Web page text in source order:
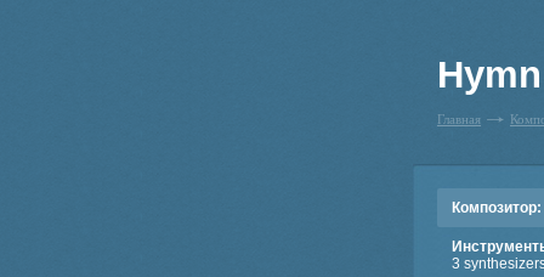
Главная
Композитор:
3